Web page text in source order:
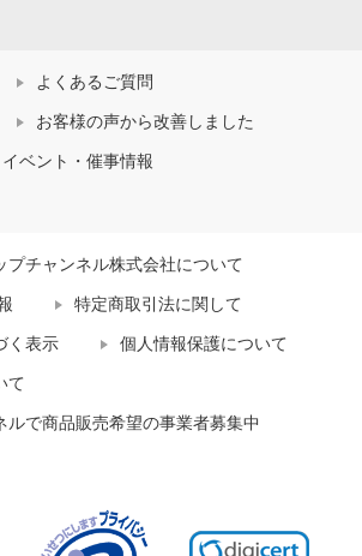
よくあるご質問
お客様の声から改善しました
イベント・催事情報
プチャンネル株式会社について
特定商取引法に関して
く表示 個人情報保護について
て
ルで商品販売希望の事業者募集中